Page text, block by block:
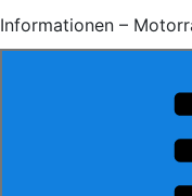
Informationen –